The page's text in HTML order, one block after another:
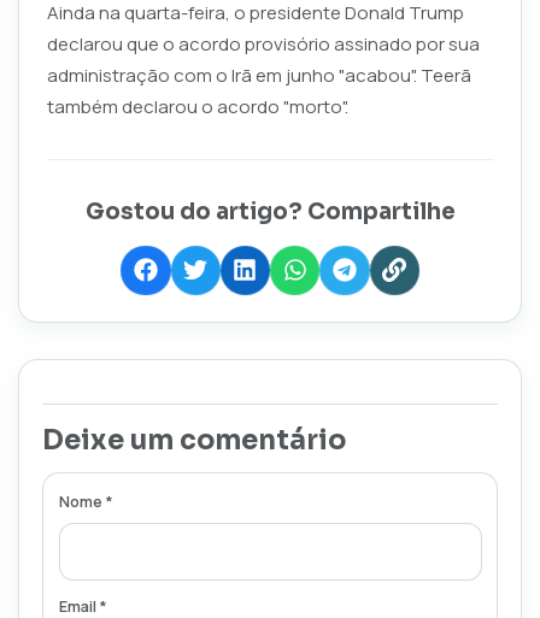
Ainda na quarta-feira, o presidente Donald Trump
declarou que o acordo provisório assinado por sua
administração com o Irã em junho "acabou". Teerã
também declarou o acordo "morto".
Gostou do artigo? Compartilhe
Deixe um comentário
Nome *
Email *